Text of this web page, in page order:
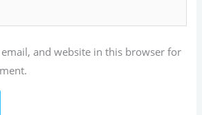
email, and website in this browser for